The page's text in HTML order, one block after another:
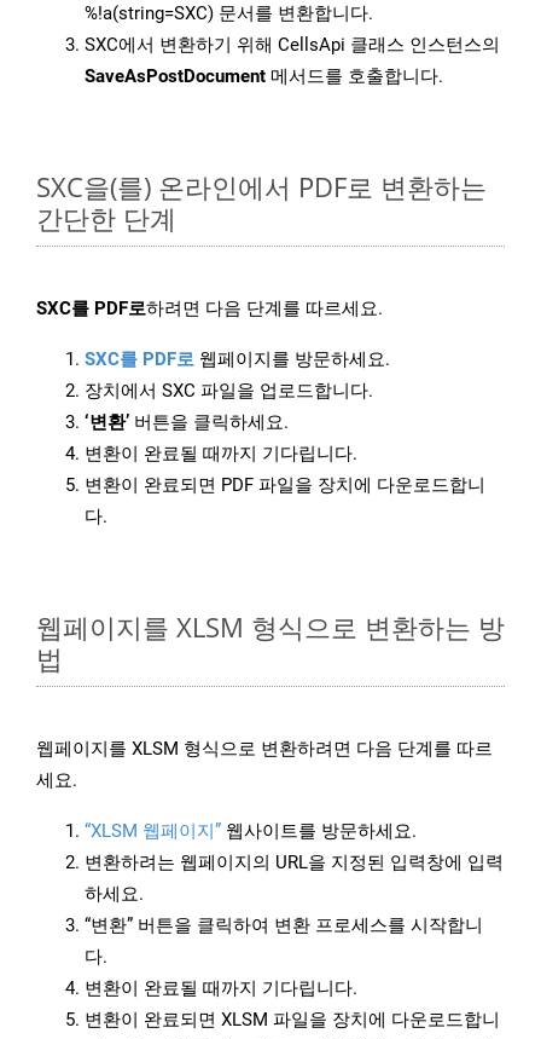
%!a(string=SXC) 문서를 변환합니다.
SXC에서 변환하기 위해 CellsApi 클래스 인스턴스의
SaveAsPostDocument 메서드를 호출합니다.
SXC을(를) 온라인에서 PDF로 변환하는
간단한 단계
SXC를 PDF로하려면 다음 단계를 따르세요.
SXC를 PDF로 웹페이지를 방문하세요.
장치에서 SXC 파일을 업로드합니다.
‘변환’ 버튼을 클릭하세요.
변환이 완료될 때까지 기다립니다.
변환이 완료되면 PDF 파일을 장치에 다운로드합니
다.
웹페이지를 XLSM 형식으로 변환하는 방
법
웹페이지를 XLSM 형식으로 변환하려면 다음 단계를 따르
세요.
“XLSM 웹페이지” 웹사이트를 방문하세요.
변환하려는 웹페이지의 URL을 지정된 입력창에 입력
하세요.
“변환” 버튼을 클릭하여 변환 프로세스를 시작합니
다.
변환이 완료될 때까지 기다립니다.
변환이 완료되면 XLSM 파일을 장치에 다운로드합니